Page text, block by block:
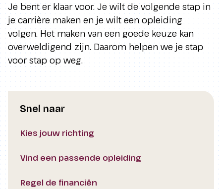
Je bent er klaar voor. Je wilt de volgende stap in
je carrière maken en je wilt een opleiding
volgen. Het maken van een goede keuze kan
overweldigend zijn. Daarom helpen we je stap
voor stap op weg.
Snel naar
Kies jouw richting
Vind een passende opleiding
Regel de financiën